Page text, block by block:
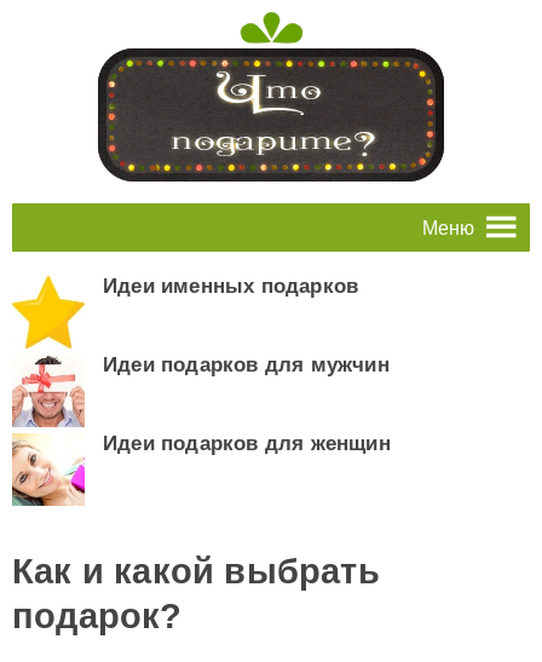
Меню
Идеи именных подарков
Идеи подарков для мужчин
Идеи подарков для женщин
Как и какой выбрать
подарок?